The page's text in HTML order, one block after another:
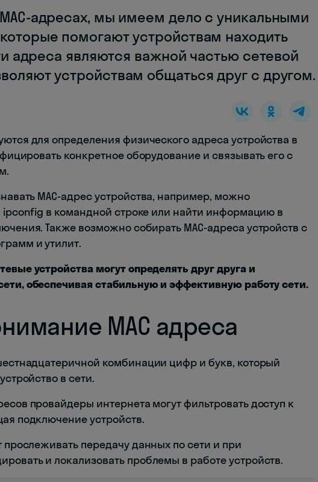
адресах, мы имеем дело с уникальными
помогают устройствам находить
адреса являются важной частью сетевой
устройствам общаться друг с другом.
для определения физического адреса устройства в
конкретное оборудование и связывать его с
MAC-адрес устройства, например, можно
ipconfig в командной строке или найти информацию в
Также возможно собирать MAC-адреса устройств с
и утилит.
устройства могут определять друг друга и
обеспечивая стабильную и эффективную работу сети.
МАС адреса
комбинации цифр и букв, который
в сети.
провайдеры интернета могут фильтровать доступ к
подключение устройств.
передачу данных по сети и при
и локализовать проблемы в работе устройств.